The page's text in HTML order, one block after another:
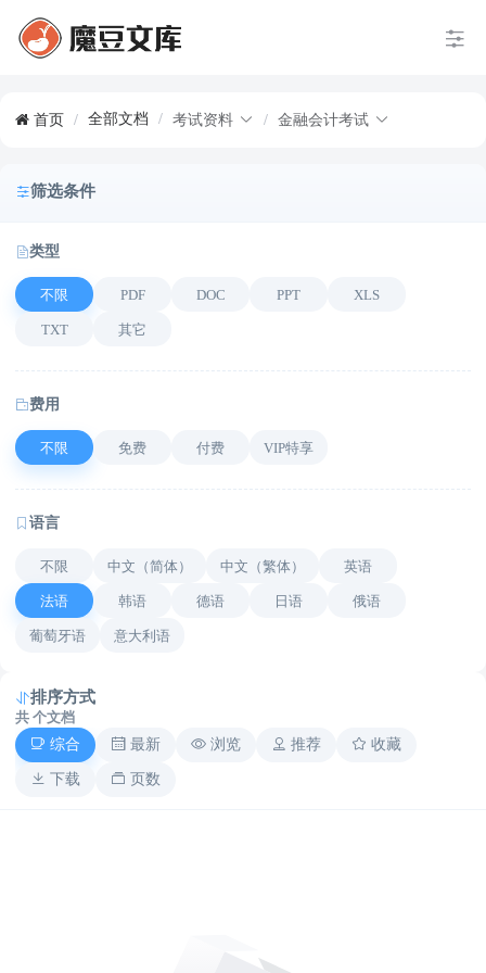
首页 / 全部文档 / 考试资料 / 金融会计考试
筛选条件
类型
不限 PDF DOC PPT XLS
TXT 其它
费用
不限 免费 付费 VIP特享
语言
不限 中文（简体） 中文（繁体） 英语
法语 韩语 德语 日语 俄语
葡萄牙语 意大利语
排序方式
共 个文档
综合
最新 浏览 推荐 收藏
下载 页数